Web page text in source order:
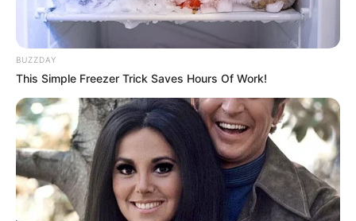
BUZZDAY
This Simple Freezer Trick Saves Hours Of Work!